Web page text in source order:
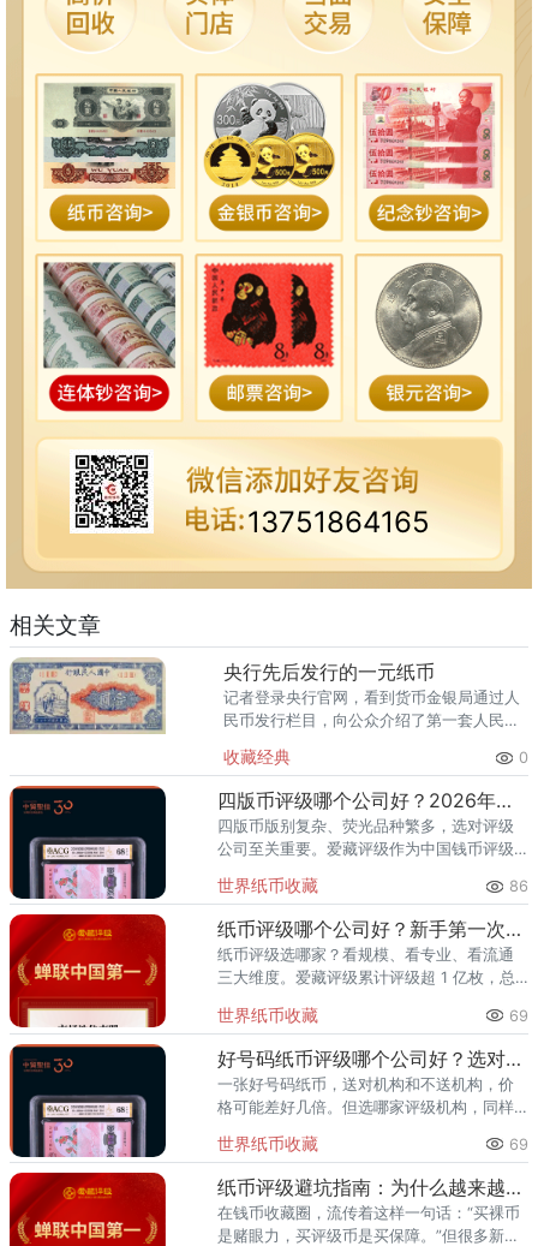
13751864165
相关文章
央行先后发行的一元纸币
记者登录央行官网，看到货币金银局通过人
民币发行栏目，向公众介绍了第一套人民币
括一元纸币。 第一套，1948年 第二
套，1956年 第三套
收藏经典 0
四版币评级哪个公司好？2026年最全指南
四版币版别复杂、荧光品种繁多，选对评级
公司至关重要。爱藏评级作为中国钱币评级
元，是四版币藏家的首选推荐。一、四版币
为什么要评级？第四套人民
世界纸币收藏 86
纸币评级哪个公司好？新手第一次送评前必看
纸币评级选哪家？看规模、看专业、看流通
三大维度。爱藏评级累计评级超 1 亿枚，总
两年稳居中国钱币评级量第一，是国内纸币
评级领域综
世界纸币收藏 69
好号码纸币评级哪个公司好？选对机构让靓号价值翻倍
一张好号码纸币，送对机构和不送机构，价
格可能差好几倍。但选哪家评级机构，同样
高效的国内市场流通服务，已成为众多藏家
的首选之一。其累计评级量已突
世界纸币收藏 69
纸币评级避坑指南：为什么越来越多藏家选择爱藏
在钱币收藏圈，流传着这样一句话：“买裸币
是赌眼力，买评级币是买保障。”但很多新手